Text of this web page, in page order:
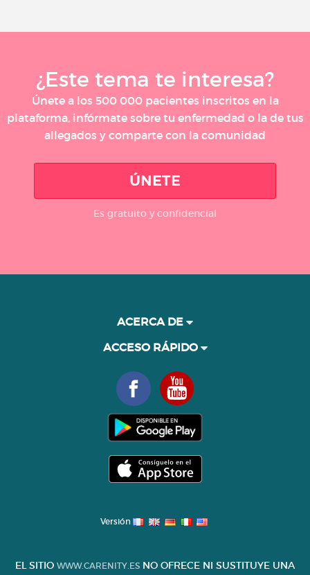
¿Este tema te interesa?
Únete a los 500 000 pacientes inscritos en la
plataforma, infórmate sobre tu enfermedad o la de tus
allegados y comparte con la comunidad
ÚNETE
Es gratuito y confidencial
ACERCA DE
ACCESO RÁPIDO
Versión
EL SITIO WWW.CARENITY.ES NO OFRECE NI SUSTITUYE UNA